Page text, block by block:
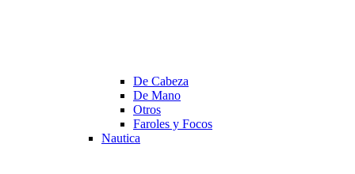
De Cabeza
De Mano
Otros
Faroles y Focos
Nautica